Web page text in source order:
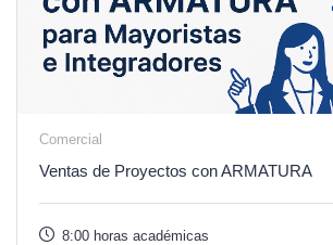
Comercial
Ventas de Proyectos con ARMATURA
8:00 horas académicas